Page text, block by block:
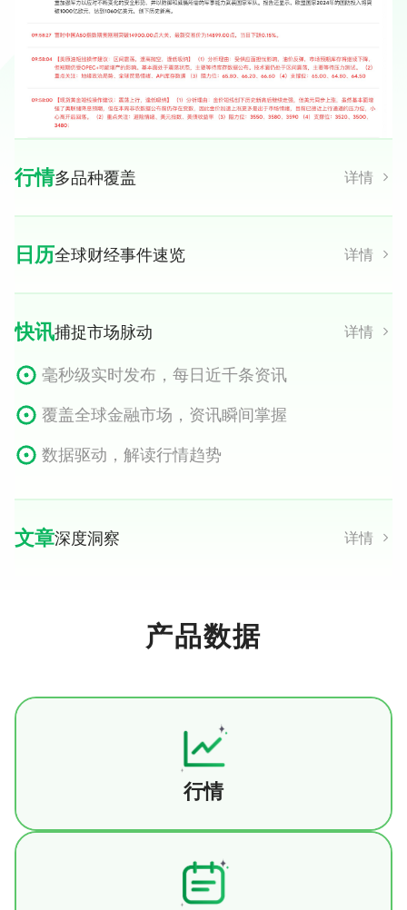
行情多品种覆盖 详情
覆盖商品、外汇、国际期货、数字货币、指数及债券
实时稳定，毫秒级深度行情报价
日历全球财经事件速览 详情
覆盖全球重点数据及财经事件
跨越时差，呈现重要性与预测值
直观交易数据，信息一目了然
快讯捕捉市场脉动 详情
毫秒级实时发布，每日近千条资讯
覆盖全球金融市场，资讯瞬间掌握
数据驱动，解读行情趋势
文章深度洞察 详情
多角度分析市场，把握投资趋势
产品数据
行情
提供覆盖全球范围的多品类行情数据，涵盖贵金
属、外汇、能源、农产品、债券、指数、数字货
币等核心市场。同时支持更多细分品种，如黄
金、原油、基本金属、软商品、谷物、股指期货
及区域性货币对、外汇期货等，满足跨市场、多
详情
宏观数据日历精确统计了全球主要国家超过20年
的经济数据。包括经济数据、事件和假期三大组